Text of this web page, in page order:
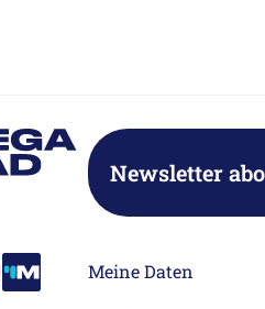
Newsletter
Meine Daten